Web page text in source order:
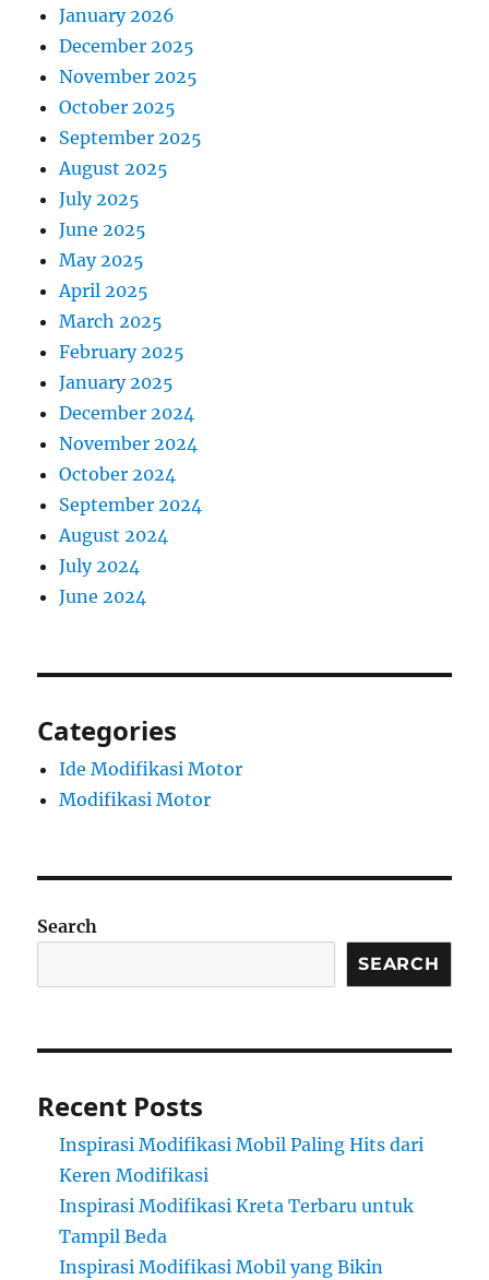
January 2026
December 2025
November 2025
October 2025
September 2025
August 2025
July 2025
June 2025
May 2025
April 2025
March 2025
February 2025
January 2025
December 2024
November 2024
October 2024
September 2024
August 2024
July 2024
June 2024
Categories
Ide Modifikasi Motor
Modifikasi Motor
Search
SEARCH
Recent Posts
Inspirasi Modifikasi Mobil Paling Hits dari
Keren Modifikasi
Inspirasi Modifikasi Kreta Terbaru untuk
Tampil Beda
Inspirasi Modifikasi Mobil yang Bikin